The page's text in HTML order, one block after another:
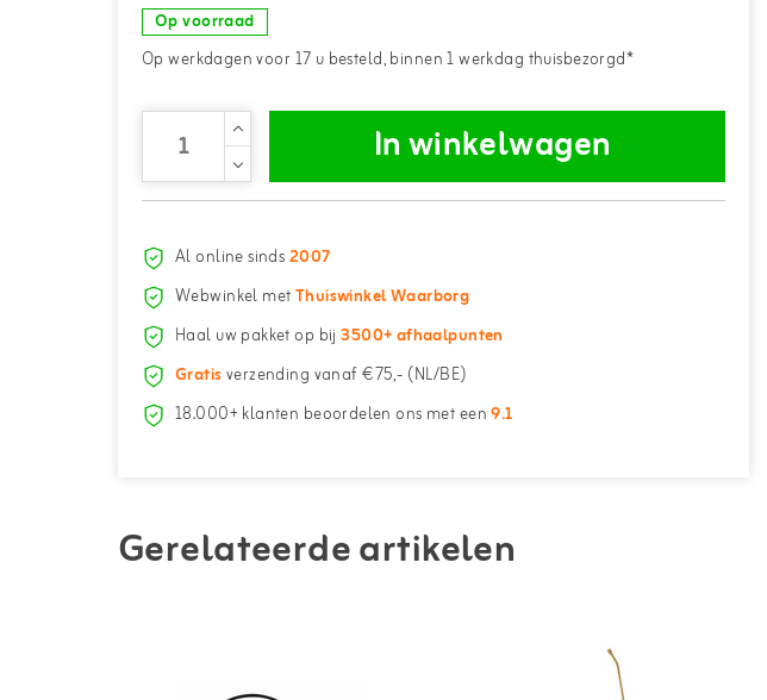
Op voorraad
Op werkdagen voor 17 u besteld, binnen 1 werkdag thuisbezorgd*
In winkelwagen
Al online sinds2007
Webwinkel metThuiswinkel Waarborg
Haal uw pakket op bij3500+ afhaalpunten
Gratisverzending vanaf €75,- (NL/BE)
18.000+ klanten beoordelen ons met een9.1
Gerelateerde artikelen